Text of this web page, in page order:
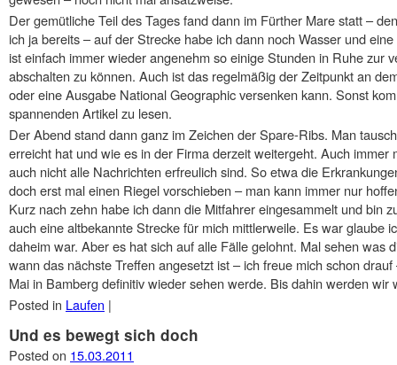
Der gemütliche Teil des Tages fand dann im Fürther Mare statt –
ich ja bereits – auf der Strecke habe ich dann noch Wasser und
ist einfach immer wieder angenehm so einige Stunden in Ruhe zur
abschalten zu können. Auch ist das regelmäßig der Zeitpunkt an
oder eine Ausgabe National Geographic versenken kann. Sonst
spannenden Artikel zu lesen.
Der Abend stand dann ganz im Zeichen der Spare-Ribs. Man
erreicht hat und wie es in der Firma derzeit weitergeht. Auch immer
auch nicht alle Nachrichten erfreulich sind. So etwa die
doch erst mal einen Riegel vorschieben – man kann immer nur
Kurz nach zehn habe ich dann die Mitfahrer eingesammelt und bin
auch eine altbekannte Strecke für mich mittlerweile. Es war glaube
daheim war. Aber es hat sich auf alle Fälle gelohnt. Mal sehen was
wann das nächste Treffen angesetzt ist – ich freue mich schon
Mai in Bamberg definitiv wieder sehen werde. Bis dahin werden wir
Posted in Laufen |
Und es bewegt sich doch
Posted on 15.03.2011